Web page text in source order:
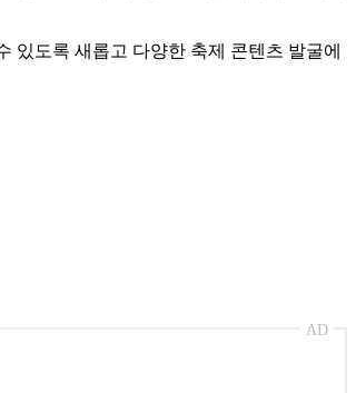
있도록 새롭고 다양한 축제 콘텐츠 발굴에
AD